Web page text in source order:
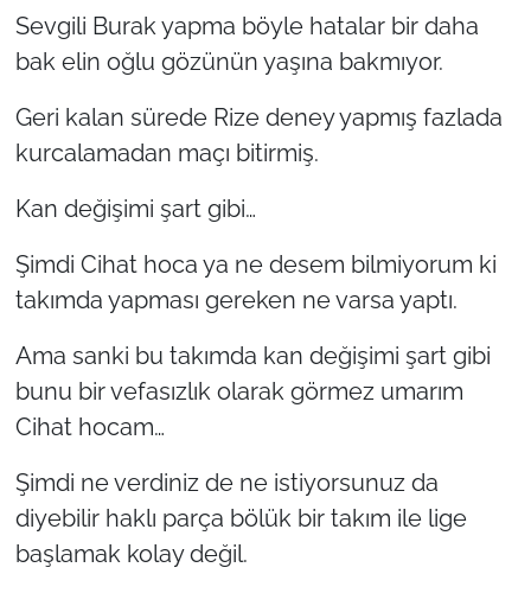
Sevgili Burak yapma böyle hatalar bir daha
bak elin oğlu gözünün yaşına bakmıyor.
Geri kalan sürede Rize deney yapmış fazlada
kurcalamadan maçı bitirmiş.
Kan değişimi şart gibi…
Şimdi Cihat hoca ya ne desem bilmiyorum ki
takımda yapması gereken ne varsa yaptı.
Ama sanki bu takımda kan değişimi şart gibi
bunu bir vefasızlık olarak görmez umarım
Cihat hocam…
Şimdi ne verdiniz de ne istiyorsunuz da
diyebilir haklı parça bölük bir takım ile lige
başlamak kolay değil.